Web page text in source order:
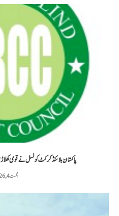
پاکستان بلائنڈ کرکٹ کونسل نے قومی
اگست 4, 2026